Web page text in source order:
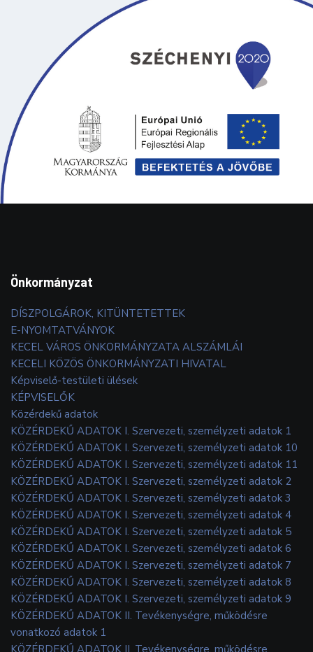
Önkormányzat
DÍSZPOLGÁROK, KITÜNTETETTEK
E-NYOMTATVÁNYOK
KECEL VÁROS ÖNKORMÁNYZATA ALSZÁMLÁI
KECELI KÖZÖS ÖNKORMÁNYZATI HIVATAL
Képviselő-testületi ülések
KÉPVISELŐK
Közérdekű adatok
KÖZÉRDEKŰ ADATOK I. Szervezeti, személyzeti adatok 1
KÖZÉRDEKŰ ADATOK I. Szervezeti, személyzeti adatok 10
KÖZÉRDEKŰ ADATOK I. Szervezeti, személyzeti adatok 11
KÖZÉRDEKŰ ADATOK I. Szervezeti, személyzeti adatok 2
KÖZÉRDEKŰ ADATOK I. Szervezeti, személyzeti adatok 3
KÖZÉRDEKŰ ADATOK I. Szervezeti, személyzeti adatok 4
KÖZÉRDEKŰ ADATOK I. Szervezeti, személyzeti adatok 5
KÖZÉRDEKŰ ADATOK I. Szervezeti, személyzeti adatok 6
KÖZÉRDEKŰ ADATOK I. Szervezeti, személyzeti adatok 7
KÖZÉRDEKŰ ADATOK I. Szervezeti, személyzeti adatok 8
KÖZÉRDEKŰ ADATOK I. Szervezeti, személyzeti adatok 9
KÖZÉRDEKŰ ADATOK II. Tevékenységre, működésre
vonatkozó adatok 1
KÖZÉRDEKŰ ADATOK II. Tevékenységre, működésre